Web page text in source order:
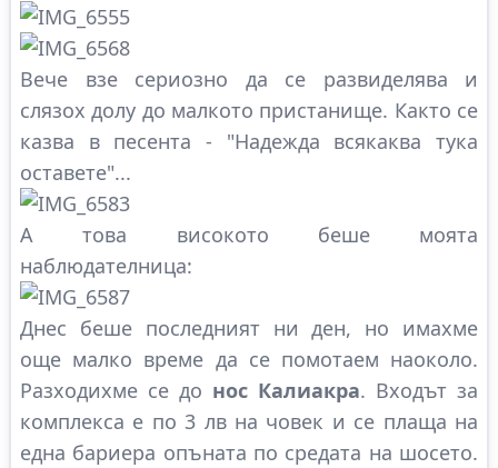
Вече взе сериозно да се развиделява и
слязох долу до малкото пристанище. Както се
казва в песента - "Надежда всякаква тука
оставете"...
А това високото беше моята
наблюдателница:
Днес беше последният ни ден, но имахме
още малко време да се помотаем наоколо.
Разходихме се до нос Калиакра. Входът за
комплекса е по 3 лв на човек и се плаща на
една бариера опъната по средата на шосето.